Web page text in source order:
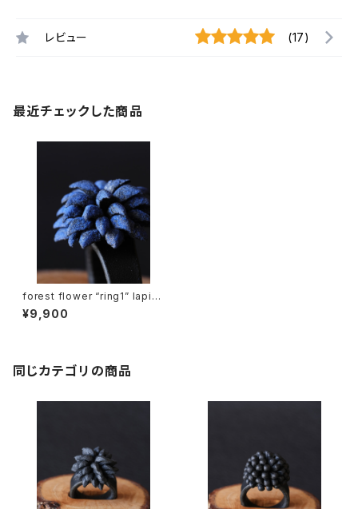
レビュー (17)
最近チェックした商品
forest flower “ring1” lapis l
azuli
¥9,900
同じカテゴリの商品